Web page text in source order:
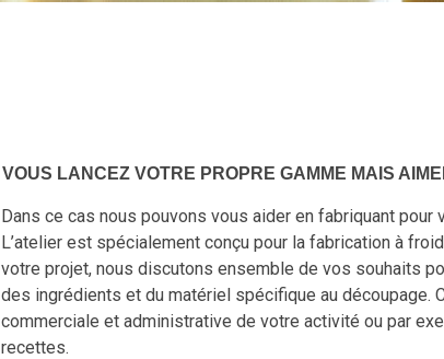
VOUS LANCEZ VOTRE PROPRE GAMME MAIS
Dans ce cas nous pouvons vous aider en fabriquant pour
L’atelier est spécialement conçu pour la fabrication à
votre projet, nous discutons ensemble de vos souhaits
des ingrédients et du matériel spécifique au découpage.
commerciale et administrative de votre activité ou par
recettes.